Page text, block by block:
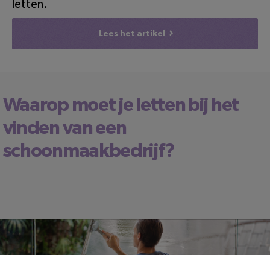
letten.
Lees het artikel
Waarop moet je letten bij het
vinden van een
schoonmaakbedrijf?